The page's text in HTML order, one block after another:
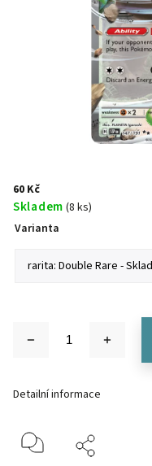
60 Kč
Skladem (8 ks)
Varianta
Detailní informace